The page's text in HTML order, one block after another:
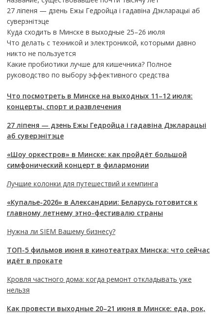
27 ліпеня — дзень Ежы Гедройца і гадавіна Дэкларацыі аб
суверэнітэце
Куда сходить в Минске в выходные 25–26 июля
Что делать с техникой и электроникой, которыми давно
никто не пользуется
Какие пробиотики лучше для кишечника? Полное
руководство по выбору эффективного средства
Что посмотреть в Минске на выходных 11–12 июля:
концерты, спорт и развлечения
27 ліпеня — дзень Ежы Гедройца і гадавіна Дэкларацыі
аб суверэнітэце
«Шоу оркестров» в Минске: как пройдёт большой
симфонический концерт в филармонии
Лучшие колонки для путешествий и кемпинга
«Купалье-2026» в Александрии: Беларусь готовится к
главному летнему этно-фестивалю страны
Нужна ли SIEM Вашему бизнесу?
ТОП-5 фильмов июня в кинотеатрах Минска: что сейчас
идёт в прокате
Кровля частного дома: когда ремонт откладывать уже
нельзя
Как провести выходные 20–21 июня в Минске: еда, рок,